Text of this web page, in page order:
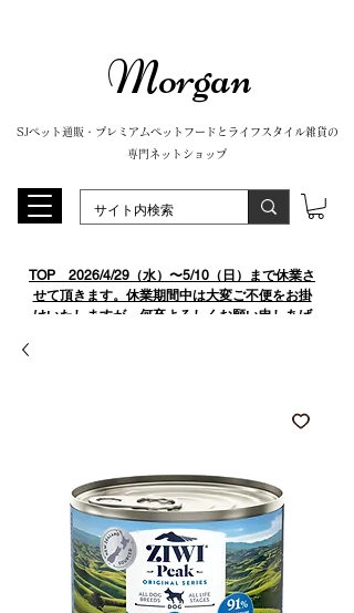
SJペット通販・プレミアムペットフードとライフスタイル雑貨の
専門ネットショップ
Morgan
TOP ​ 2026/4/29（水）〜5/10（日）まで休業さ
せて頂きます。休業期間中は大変ご不便をお掛
けいたしますが、何卒よろしくお願い申しあげ